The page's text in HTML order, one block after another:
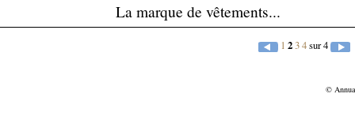
La marque de vêtements...
1 234sur 4
©